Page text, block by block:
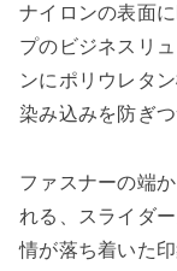
ナイロンの表面
プのビジネスリ
ンにポリウレタ
染み込みを防ぎ
ファスナーの端
れる、スライダ
情が落ち着いた